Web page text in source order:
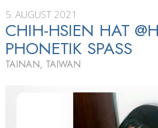
5. AUGUST 2021
CHIH-HSIEN HAT
PHONETIK SPASS
TAINAN, TAIWAN